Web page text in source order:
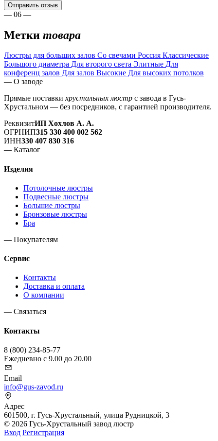
Отправить отзыв
— 06 —
Метки товара
Люстры для больших залов Со свечами Россия Классические
Большого диаметра Для второго света Элитные Для
конференц залов Для залов Высокие Для высоких потолков
— О заводе
Прямые поставкихрустальных люстр с завода в Гусь-
Хрустальном — без посредников, с гарантией производителя.
РеквизитИП Хохлов А. А.
ОГРНИП315 330 400 002 562
ИНН330 407 830 316
— Каталог
Изделия
Потолочные люстры
Подвесные люстры
Большие люстры
Бронзовые люстры
Бра
— Покупателям
Сервис
Контакты
Доставка и оплата
О компании
— Связаться
Контакты
8 (800) 234-85-77
Ежедневно с 9.00 до 20.00
Email
info@gus-zavod.ru
Адрес
601500, г. Гусь-Хрустальный, улица Рудницкой, 3
© 2026 Гусь-Хрустальный завод люстр
Вход Регистрация